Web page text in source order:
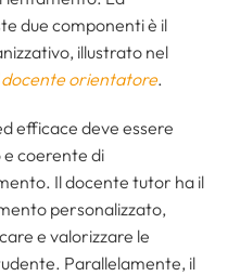
due componenti è il
illustrato nel
docente orientatore.
efficace deve essere
e coerente di
Il docente tutor ha il
personalizzato,
e valorizzare le
Parallelamente, il